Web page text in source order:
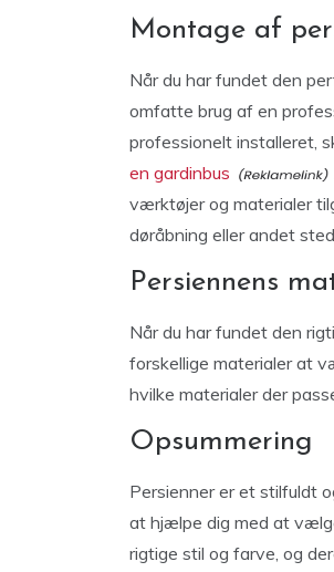
Montage af
Når du har fundet den
omfatte brug af en
professionelt installeret,
en gardinbus
værktøjer og materialer
døråbning eller andet
Persiennens
Når du har fundet den
forskellige materialer at
hvilke materialer der
Opsummering
Persienner er et stilfuldt
at hjælpe dig med at
rigtige stil og farve, og